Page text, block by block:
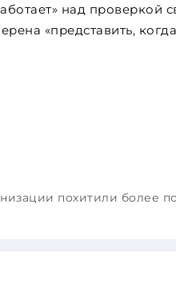
над проверкой
«представить, когда